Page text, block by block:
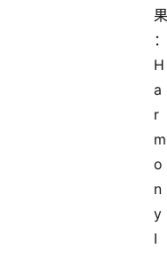
果
：
H
a
r
m
o
n
y
I